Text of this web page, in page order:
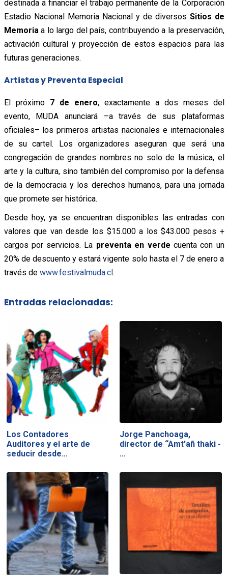
destinada a financiar el trabajo permanente de la Corporación
Estadio Nacional Memoria Nacional y de diversos Sitios de
Memoriaa lo largo del país, contribuyendo a la preservación,
activación cultural y proyección de estos espacios para las
futuras generaciones.
Artistas y Preventa Especial
El próximo 7 de enero, exactamente a dos meses del
evento, MUDA anunciará –a través de sus plataformas
oficiales– los primeros artistas nacionales e internacionales
de su cartel. Los organizadores aseguran que será una
congregación de grandes nombres no solo de la música, el
arte y la cultura, sino también del compromiso por la defensa
de la democracia y los derechos humanos, para una jornada
que promete ser histórica.
Desde hoy, ya se encuentran disponibles las entradas con
valores que van desde los $15.000 a los $43.000 pesos +
cargos por servicios. La preventa en verde cuenta con un
20% de descuento y estará vigente solo hasta el 7 de enero a
través de www.festivalmuda.cl .
Entradas relacionadas:
Los Contadores
Auditores y el arte de
seducir desde…
Jorge Panchoaga,
director de “Amt'añ thaki -
…